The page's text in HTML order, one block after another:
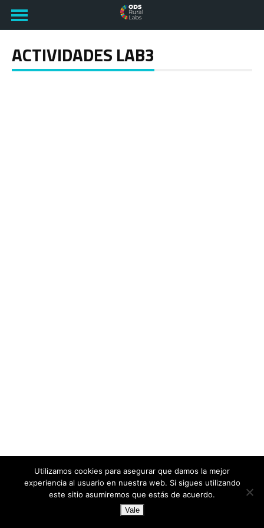
ACTIVIDADES LAB3
Utilizamos cookies para asegurar que damos la mejor
experiencia al usuario en nuestra web. Si sigues utilizando
este sitio asumiremos que estás de acuerdo.
Vale